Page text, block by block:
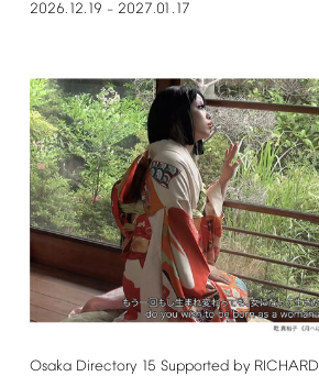
2026.12.19 – 2027.01.17
Osaka Directory 15 Supported by RICHARD